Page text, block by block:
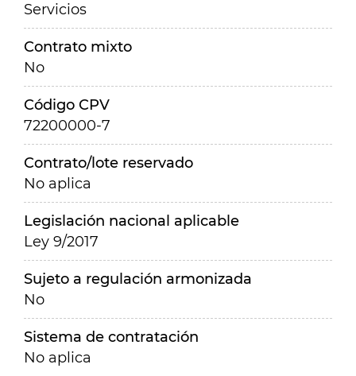
Servicios
Contrato mixto
No
Código CPV
72200000-7
Contrato/lote reservado
No aplica
Legislación nacional aplicable
Ley 9/2017
Sujeto a regulación armonizada
No
Sistema de contratación
No aplica